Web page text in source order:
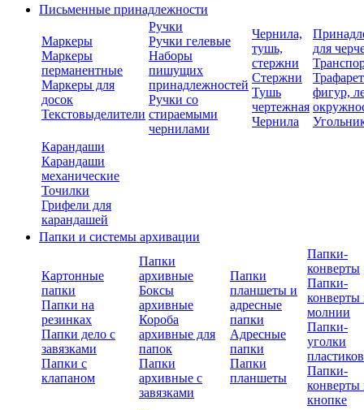
Письменные принадлежности
Маркеры
Маркеры
перманентные
Маркеры для
досок
Текстовыделители
Ручки
Ручки гелевые
Наборы
пишущих
принадлежностей
Ручки со
стираемыми
чернилами
Чернила,
тушь,
стержни
Стержни
Тушь
чертежная
Чернила
для
фигур,
Карандаши
Карандаши
механические
Точилки
Грифели для
карандашей
Папки и системы архивации
Картонные
папки
Папки на
резинках
Папки дело с
завязками
Папки с
клапаном
Папки
архивные
Боксы
архивные
Короба
архивные для
папок
Папки
архивные с
завязками
Папки
планшеты и
адресные
папки
Адресные
папки
Папки
планшеты
Папки-
конверты
Папки-
конверты
молнии
Папки-
уголки
Папки-
конверты
кнопке